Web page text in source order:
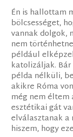
Én is hallottam
bölcsességet,
vannak dolgok,
nem
például
katolizáljak.
példa nélküli,
akikre Róma
még nem éltem
esztétikai gát
elválasztanak a
hiszem, hogy